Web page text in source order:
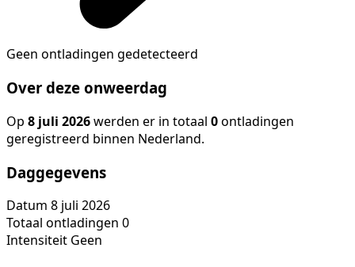
Geen ontladingen gedetecteerd
Over deze onweerdag
Op 8 juli 2026werden er in totaal 0ontladingen
geregistreerd binnen Nederland.
Daggegevens
Datum 8 juli 2026
Totaal ontladingen 0
Intensiteit Geen